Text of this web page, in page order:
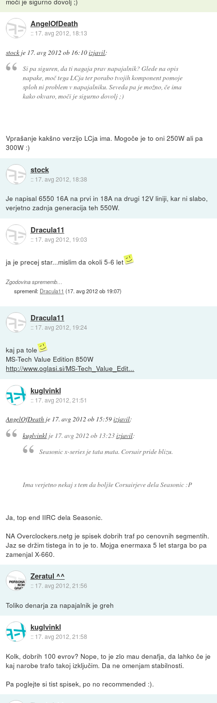
AngelOfDeath
:: 17. avg 2012, 18:13
stock je 17. avg 2012 ob 16:10izjavil:
Si pa siguren, da ti nagaja prav napajalnik? Glede na opis
napake, moč tega LCja ter porabo tvojih komponent pomoje
sploh ni problem v napajalniku. Seveda pa je možno, če ima
kako okvaro, moči je sigurno dovolj ;)
Vprašanje kakšno verzijo LCja ima. Mogoče je to oni 250W ali pa
300W :)
stock
:: 17. avg 2012, 18:38
Je napisal 6550 16A na prvi in 18A na drugi 12V liniji, kar ni slabo,
verjetno zadnja generacija teh 550W.
Dracula11
:: 17. avg 2012, 19:03
ja je precej star...mislim da okoli 5-6 let
Zgodovina sprememb…
spremenil: Dracula11 (17. avg 2012 ob 19:07)
Dracula11
:: 17. avg 2012, 19:24
kaj pa tole
MS-Tech Value Edition 850W
http://www.oglasi.si/MS-Tech_Value_Edit...
kuglvinkl
:: 17. avg 2012, 21:51
AngelOfDeath je 17. avg 2012 ob 15:59izjavil:
kuglvinklje 17. avg 2012 ob 13:23izjavil:
Seasonic x-series je tata mata. Corsair pride blizu.
Ima verjetno nekaj s tem da boljše Corsairjeve dela Seasonic :P
Ja, top end IIRC dela Seasonic.
NA Overclockers.netg je spisek dobrih traf po cenovnih segmentih.
Jaz se držim tistega in to je to. Mojga enermaxa 5 let starga bo pa
zamenjal X-660.
Zeratul ^^
:: 17. avg 2012, 21:56
Toliko denarja za napajalnik je greh
kuglvinkl
:: 17. avg 2012, 21:58
Kolk, dobrih 100 evrov? Nope, to je zlo mau denafja, da lahko če je
kaj narobe trafo takoj izključim. Da ne omenjam stabilnosti.
Pa poglejte si tist spisek, po no recommended :).